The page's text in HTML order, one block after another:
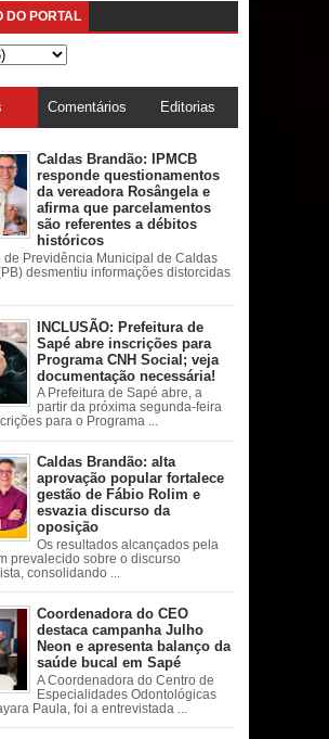
DO PORTAL
Comentários Editorias
Caldas Brandão: IPMCB
responde questionamentos
da vereadora Rosângela e
afirma que parcelamentos
são referentes a débitos
históricos
de Previdência Municipal de Caldas
desmentiu informações distorcidas
INCLUSÃO: Prefeitura de
Sapé abre inscrições para
Programa CNH Social; veja
documentação necessária!
A Prefeitura de Sapé abre, a
partir da próxima segunda-feira
para o Programa ...
Caldas Brandão: alta
aprovação popular fortalece
gestão de Fábio Rolim e
esvazia discurso da
oposição
Os resultados alcançados pela
prevalecido sobre o discurso
consolidando ...
Coordenadora do CEO
destaca campanha Julho
Neon e apresenta balanço da
saúde bucal em Sapé
A Coordenadora do Centro de
Especialidades Odontológicas
Paula, foi a entrevistada ...